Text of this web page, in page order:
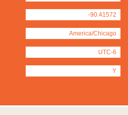
-90.41572
America/Chicago
UTC-6
Y